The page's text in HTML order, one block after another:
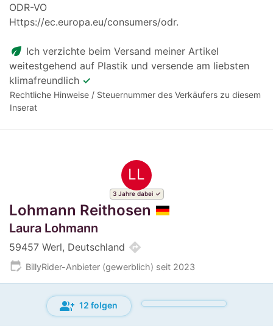
ODR-VO
Https://ec.europa.eu/consumers/odr.
eco Ich verzichte beim Versand meiner Artikel
weitestgehend auf Plastik und versende am liebsten
klimafreundlich ✓
Rechtliche Hinweise / Steuernummer des Verkäufers zu diesem
Inserat
LL
3 Jahre dabei
Lohmann Reithosen
Laura Lohmann
59457 Werl, Deutschland directions
edit_calendar BillyRider-Anbieter (gewerblich) seit 2023
group_add 12 folgen